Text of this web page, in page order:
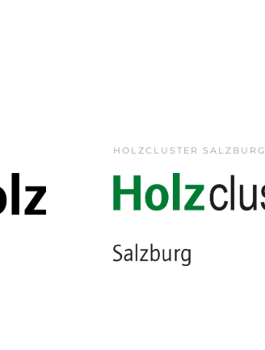
HOLZCLUSTER SALZBURG